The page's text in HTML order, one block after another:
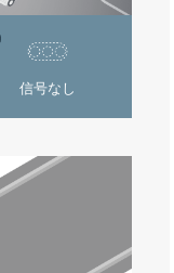
信号なし